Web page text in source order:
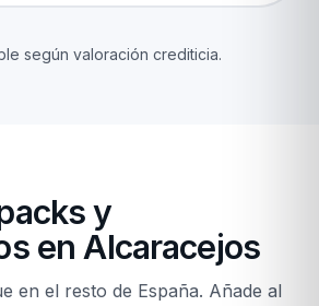
según valoración crediticia.
y
en Alcaracejos
en el resto de España. Añade al